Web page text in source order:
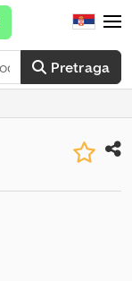
Pretraga